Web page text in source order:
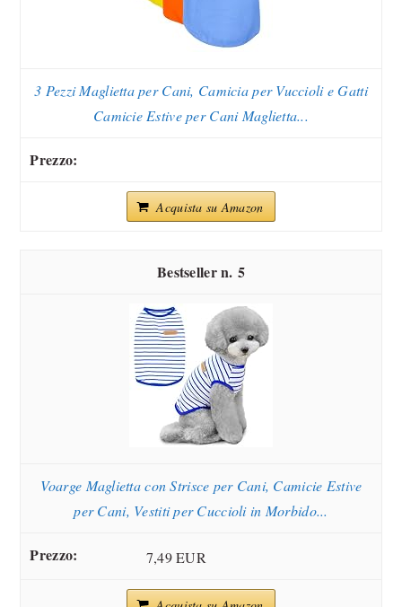
3 Pezzi Maglietta per Cani, Camicia per Vuccioli e Gatti
Camicie Estive per Cani Maglietta...
Acquista su Amazon
5
Voarge Maglietta con Strisce per Cani, Camicie Estive
per Cani, Vestiti per Cuccioli in Morbido...
7,49 EUR